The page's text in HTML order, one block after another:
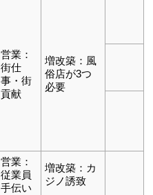
営業：
街仕
事・街
貢献
増改築：風
俗店が3つ
必要
営業：
従業員
手伝い
増改築：カ
ジノ誘致